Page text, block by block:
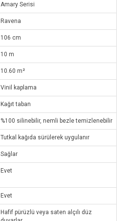
Amary Serisi
Ravena
106 cm
10 m
10.60 m²
Vinil kaplama
Kağıt taban
%100 silinebilir, nemli bezle temizlenebilir
Tutkal kağıda sürülerek uygulanır
Sağlar
Evet
Evet
Hafif pürüzlü veya saten alçılı düz